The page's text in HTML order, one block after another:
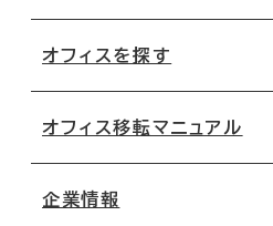
オフィスを探す
地図から探す
オフィス移転マニュアル
企業情報